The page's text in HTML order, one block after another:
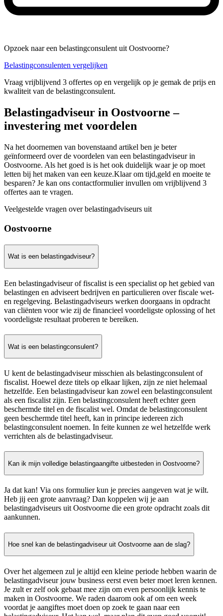
Opzoek naar een belastingconsulent uit Oostvoorne?
Belastingconsulenten vergelijken
Vraag vrijblijvend 3 offertes op en vergelijk op je gemak de prijs en
kwaliteit van de belastingconsulent.
Belastingadviseur in Oostvoorne –
investering met voordelen
Na het doornemen van bovenstaand artikel ben je beter
geïnformeerd over de voordelen van een belastingadviseur in
Oostvoorne. Als het goed is is het ook duidelijk waar je op moet
letten bij het maken van een keuze.Klaar om tijd,geld en moeite te
besparen? Je kan ons contactformulier invullen om vrijblijvend 3
offertes aan te vragen.
Veelgestelde vragen over belastingadviseurs uit
Oostvoorne
Wat is een belastingadviseur?
Een belastingadviseur of fiscalist is een specialist op het gebied van
belastingen en adviseert bedrijven en particulieren over fiscale wet-
en regelgeving. Belastingadviseurs werken doorgaans in opdracht
van cliënten voor wie zij de financieel voordeligste oplossing of het
voordeligste resultaat proberen te bereiken.
Wat is een belastingconsulent?
U kent de belastingadviseur misschien als belastingconsulent of
fiscalist. Hoewel deze titels op elkaar lijken, zijn ze niet helemaal
hetzelfde. Een belastingadviseur kan zowel een belastingconsulent
als een fiscalist zijn. Een belastingconsulent heeft echter geen
beschermde titel en de fiscalist wel. Omdat de belastingconsulent
geen beschermde titel heeft, kan in principe iedereen zich
belastingconsulent noemen. In feite kunnen ze wel hetzelfde werk
verrichten als de belastingadviseur.
Kan ik mijn volledige belastingaangifte uitbesteden in Oostvoorne?
Ja dat kan! Via ons formulier kun je precies aangeven wat je wilt.
Heb jij een grote aanvraag? Dan koppelen wij je aan
belastingadviseurs uit Oostvoorne die een grote opdracht zoals dit
aankunnen.
Hoe snel kan de belastingadviseur uit Oostvoorne aan de slag?
Over het algemeen zul je altijd een kleine periode hebben waarin de
belastingadviseur jouw business eerst even beter moet leren kennen.
Je zult er zelf ook gebaat mee zijn om even persoonlijk kennis te
maken in Oostvoorne. We raden daarom ook af om een week
voordat je aangiftes moet doen op zoek te gaan naar een